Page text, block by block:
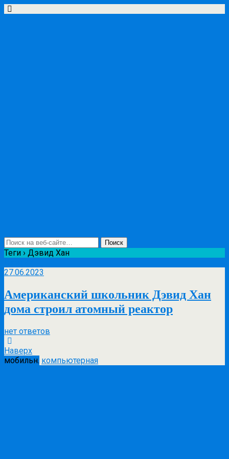
Теги › Дэвид Хан
27.06.2023
Американский школьник Дэвид Хан
дома строил атомный реактор
нет ответов
Наверх
мобильн. компьютерная